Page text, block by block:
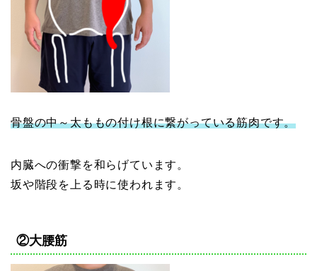
骨盤の中～太ももの付け根に繋がっている筋肉です。
内臓への衝撃を和らげています。
坂や階段を上る時に使われます。
②大腰筋